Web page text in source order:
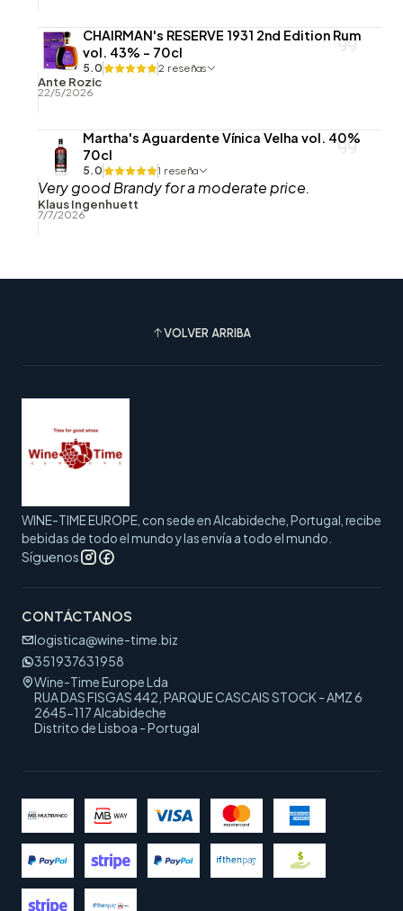
CHAIRMAN's RESERVE 1931 2nd Edition Rum
vol. 43% - 70cl
5.0 2 reseñas
Ante Rozic
22/5/2026
Martha's Aguardente Vínica Velha vol. 40%
70cl
5.0 1 reseña
Very good Brandy for a moderate price.
Klaus Ingenhuett
7/7/2026
VOLVER ARRIBA
WINE-TIME EUROPE, con sede en Alcabideche, Portugal, recibe
bebidas de todo el mundo y las envía a todo el mundo.
Síguenos
CONTÁCTANOS
logistica@wine-time.biz
351937631958
Wine-Time Europe Lda
RUA DAS FISGAS 442, PARQUE CASCAIS STOCK - AMZ 6
2645-117 Alcabideche
Distrito de Lisboa - Portugal